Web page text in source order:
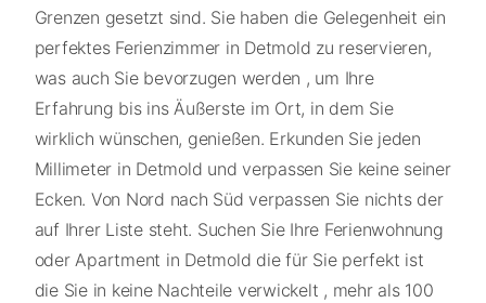
Grenzen gesetzt sind. Sie haben die Gelegenheit ein
perfektes Ferienzimmer in Detmold zu reservieren,
was auch Sie bevorzugen werden , um Ihre
Erfahrung bis ins Äußerste im Ort, in dem Sie
wirklich wünschen, genießen. Erkunden Sie jeden
Millimeter in Detmold und verpassen Sie keine seiner
Ecken. Von Nord nach Süd verpassen Sie nichts der
auf Ihrer Liste steht. Suchen Sie Ihre Ferienwohnung
oder Apartment in Detmold die für Sie perfekt ist
die Sie in keine Nachteile verwickelt , mehr als 100